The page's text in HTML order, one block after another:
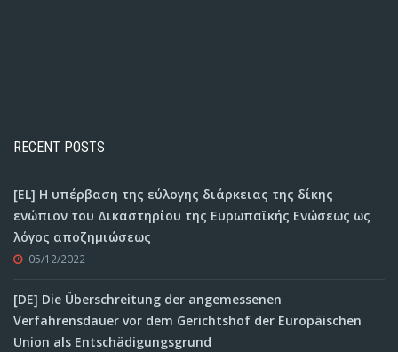
RECENT POSTS
[EL] Η υπέρβαση της εύλογης διάρκειας της δίκης
ενώπιον του Δικαστηρίου της Ευρωπαϊκής Ενώσεως ως
λόγος αποζημιώσεως
05/12/2022
[DE] Die Überschreitung der angemessenen
Verfahrensdauer vor dem Gerichtshof der Europäischen
Union als Entschädigungsgrund